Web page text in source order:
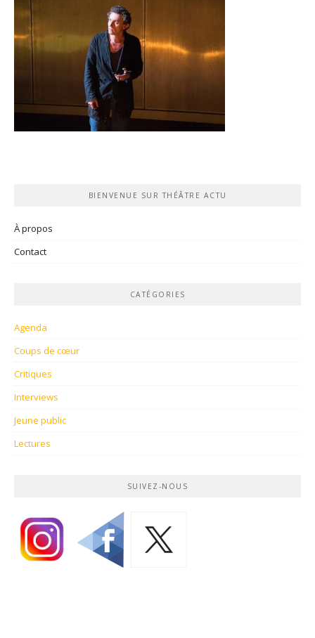
BIENVENUE SUR THÉÂTRE ACTU
À propos
Contact
CATÉGORIES
Agenda
Coups de cœur
Critiques
Interviews
Jeune public
Lectures
SUIVEZ-NOUS